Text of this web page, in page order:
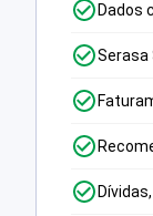
Dados
Serasa